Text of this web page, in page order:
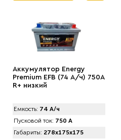
Аккумулятор Energy
Premium EFB (74 А/ч) 750A
R+ низкий
Емкость: 74 А/ч
Пусковой ток: 750 А
Габариты: 278x175x175